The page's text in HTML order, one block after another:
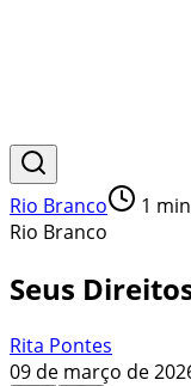
Rio Branco 1
Rio Branco
Seus
Rita Pontes
09 de março de